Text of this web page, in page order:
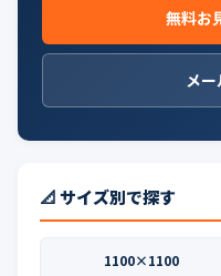
無料お
メ
📐 サイズ別で探す
1100×1100